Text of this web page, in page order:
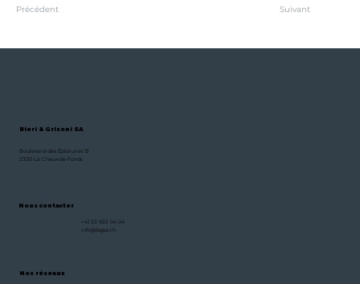
Suivant
Précédent
Nos réseaux
Nous contacter
+41 32 925 04 04
info@bgsa.ch
Bieri & Grisoni SA
Boulevard des Éplatures 13
2300 La Chaux-de-Fonds